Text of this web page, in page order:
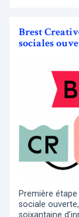
Brest
sociales
Première
sociale
soixantaine